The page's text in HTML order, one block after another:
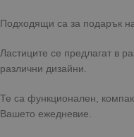
Подходящи са за подарък
Ластиците се предлагат в
различни дизайни.
Те са функционален,
Вашето ежедневие.